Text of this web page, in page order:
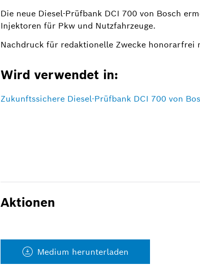
Die neue Diesel-Prüfbank DCI 700 von Bosch
Injektoren für Pkw und Nutzfahrzeuge.
Nachdruck für redaktionelle Zwecke honorarfrei
Wird verwendet in:
Zukunftssichere Diesel-Prüfbank DCI 700 von
Aktionen
Medium herunterladen